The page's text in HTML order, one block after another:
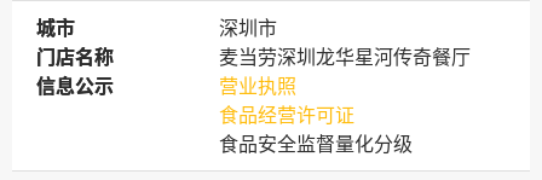
城市
城市
深圳市
门店名称
门店名称
麦当劳深圳龙华星河传奇餐厅
信息公示
信息公示
营业执照
食品经营许可证
食品安全监督量化分级